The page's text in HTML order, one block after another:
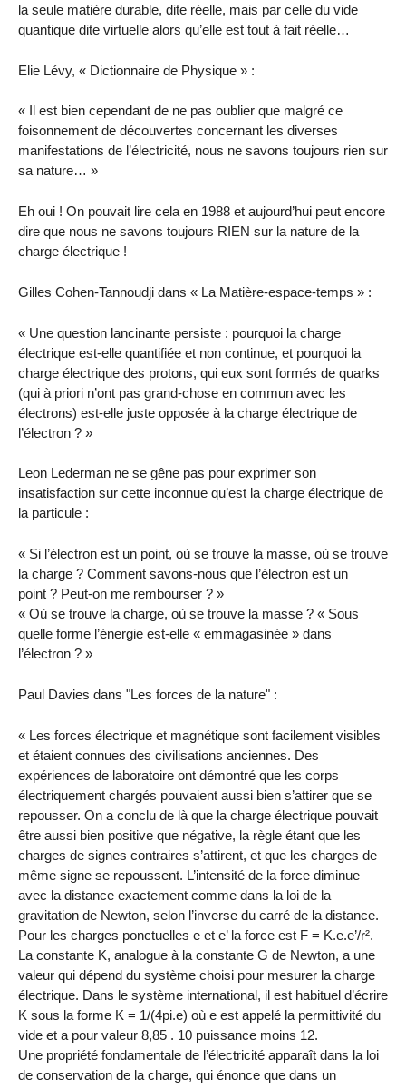
la seule matière durable, dite réelle, mais par celle du vide
quantique dite virtuelle alors qu’elle est tout à fait réelle…
Elie Lévy, « Dictionnaire de Physique » :
« Il est bien cependant de ne pas oublier que malgré ce
foisonnement de découvertes concernant les diverses
manifestations de l’électricité, nous ne savons toujours rien sur
sa nature… »
Eh oui ! On pouvait lire cela en 1988 et aujourd’hui peut encore
dire que nous ne savons toujours RIEN sur la nature de la
charge électrique !
Gilles Cohen-Tannoudji dans « La Matière-espace-temps » :
« Une question lancinante persiste : pourquoi la charge
électrique est-elle quantifiée et non continue, et pourquoi la
charge électrique des protons, qui eux sont formés de quarks
(qui à priori n’ont pas grand-chose en commun avec les
électrons) est-elle juste opposée à la charge électrique de
l’électron ? »
Leon Lederman ne se gêne pas pour exprimer son
insatisfaction sur cette inconnue qu’est la charge électrique de
la particule :
« Si l’électron est un point, où se trouve la masse, où se trouve
la charge ? Comment savons-nous que l’électron est un
point ? Peut-on me rembourser ? »
« Où se trouve la charge, où se trouve la masse ? « Sous
quelle forme l’énergie est-elle « emmagasinée » dans
l’électron ? »
Paul Davies dans "Les forces de la nature" :
« Les forces électrique et magnétique sont facilement visibles
et étaient connues des civilisations anciennes. Des
expériences de laboratoire ont démontré que les corps
électriquement chargés pouvaient aussi bien s’attirer que se
repousser. On a conclu de là que la charge électrique pouvait
être aussi bien positive que négative, la règle étant que les
charges de signes contraires s’attirent, et que les charges de
même signe se repoussent. L’intensité de la force diminue
avec la distance exactement comme dans la loi de la
gravitation de Newton, selon l’inverse du carré de la distance.
Pour les charges ponctuelles e et e’ la force est F = K.e.e’/r².
La constante K, analogue à la constante G de Newton, a une
valeur qui dépend du système choisi pour mesurer la charge
électrique. Dans le système international, il est habituel d’écrire
K sous la forme K = 1/(4pi.e) où e est appelé la permittivité du
vide et a pour valeur 8,85 . 10 puissance moins 12.
Une propriété fondamentale de l’électricité apparaît dans la loi
de conservation de la charge, qui énonce que dans un